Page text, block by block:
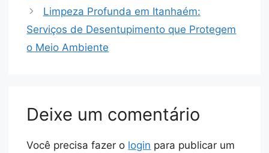
Limpeza Profunda em Itanhaém:
Serviços de Desentupimento que Protegem
o Meio Ambiente
Deixe um comentário
Você precisa fazer o login para publicar um